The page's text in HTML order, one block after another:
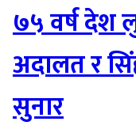
७५ वर्ष देश
अदालत र
सुनार